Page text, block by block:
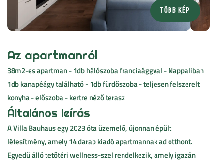
Több kép
Az apartmanról
38m2-es apartman - 1db hálószoba franciaággyal - Nappaliban
1db kanapéágy található - 1db fürdőszoba - teljesen felszerelt
konyha - előszoba - kertre néző terasz
Általános leírás
A Villa Bauhaus egy 2023 óta üzemelő, újonnan épült
létesítmény, amely 14 darab kiadó apartmannak ad otthont.
Egyedülálló tetőtéri wellness-szel rendelkezik, amely igazán